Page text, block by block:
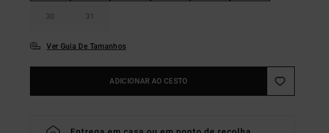
30 31
Ver Guia De Tamanhos
ADICIONAR AO CESTO